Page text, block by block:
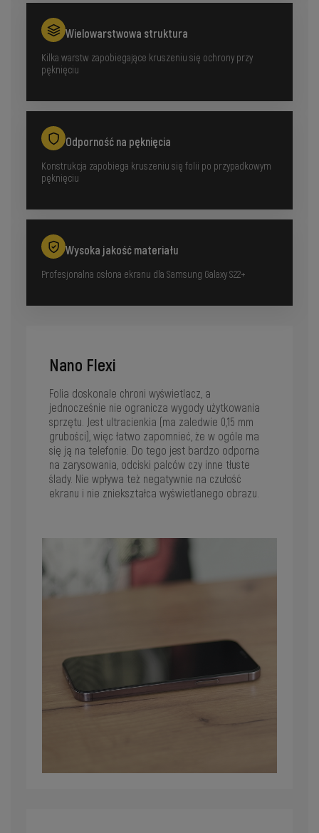
Wielowarstwowa struktura
Kilka warstw zapobiegające kruszeniu się ochrony przy
pęknięciu
Odporność na pęknięcia
Konstrukcja zapobiega kruszeniu się folii po przypadkowym
pęknięciu
Wysoka jakość materiału
Profesjonalna osłona ekranu dla Samsung Galaxy S22+
Nano Flexi
Folia doskonale chroni wyświetlacz, a
jednocześnie nie ogranicza wygody użytkowania
sprzętu. Jest ultracienkia (ma zaledwie 0,15 mm
grubości), więc łatwo zapomnieć, że w ogóle ma
się ją na telefonie. Do tego jest bardzo odporna
na zarysowania, odciski palców czy inne tłuste
ślady. Nie wpływa też negatywnie na czułość
ekranu i nie zniekształca wyświetlanego obrazu.